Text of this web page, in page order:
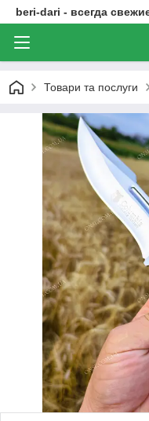
beri-dari - всегда
Товари та послуги